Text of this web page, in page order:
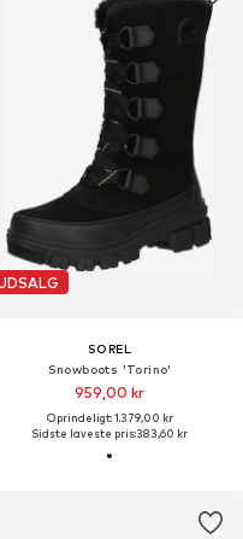
SOREL
Snowboots 'Torino'
959,00 kr
Oprindeligt: 1.379,00 kr
Sidste laveste pris:383,60 kr